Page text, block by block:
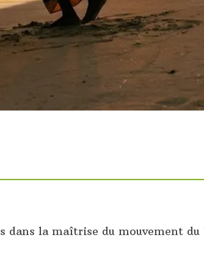
dans la maîtrise du mouvement